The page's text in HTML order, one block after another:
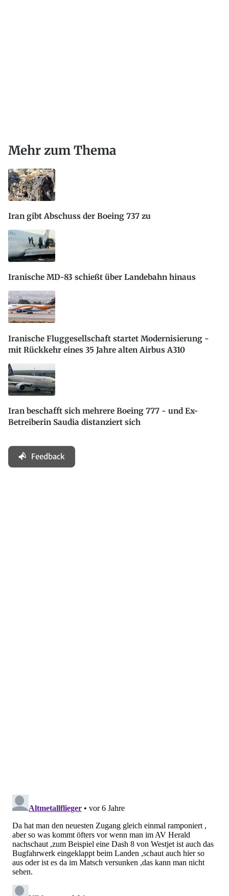
Mehr zum Thema
Iran gibt Abschuss der Boeing 737 zu
Iranische MD-83 schießt über Landebahn hinaus
Iranische Fluggesellschaft startet Modernisierung -
mit Rückkehr eines 35 Jahre alten Airbus A310
Iran beschafft sich mehrere Boeing 777 - und Ex-
Betreiberin Saudia distanziert sich
Feedback